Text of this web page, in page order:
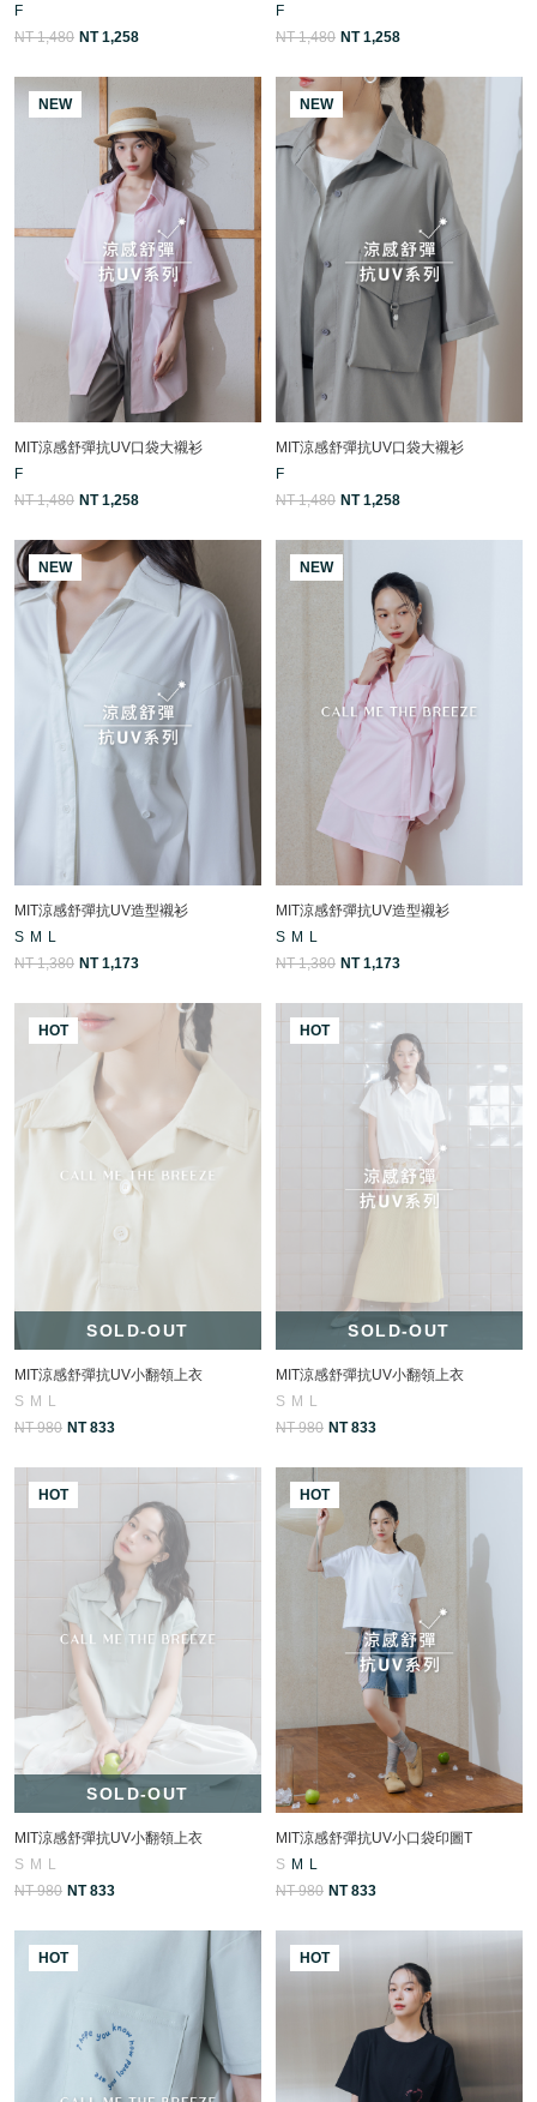
F
NT 1,480 NT 1,258
F
NT 1,480 NT 1,258
NEW
MIT涼感舒彈抗UV口袋大襯衫
F
NT 1,480 NT 1,258
NEW
MIT涼感舒彈抗UV口袋大襯衫
F
NT 1,480 NT 1,258
NEW
MIT涼感舒彈抗UV造型襯衫
S M
L
NT 1,380 NT 1,173
NEW
MIT涼感舒彈抗UV造型襯衫
S M
L
NT 1,380 NT 1,173
SOLD-OUT
HOT
MIT涼感舒彈抗UV小翻領上衣
S M L
NT 980 NT 833
SOLD-OUT
HOT
MIT涼感舒彈抗UV小翻領上衣
S M L
NT 980 NT 833
SOLD-OUT
HOT
MIT涼感舒彈抗UV小翻領上衣
S M
L
NT 980 NT 833
HOT
MIT涼感舒彈抗UV小口袋印圖T
S M
L
NT 980 NT 833
HOT HOT